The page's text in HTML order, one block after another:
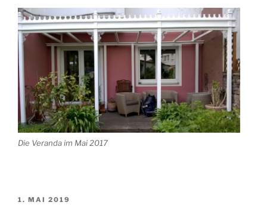
Die Veranda im Mai 2017
VERÖFFENTLICHT
1. MAI 2019